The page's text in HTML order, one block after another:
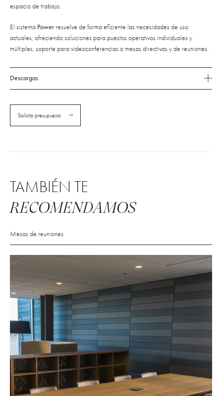
espacio de trabajo.
El sistema Power resuelve de forma eficiente las necesidades de uso
actuales, ofreciendo soluciones para puestos operativos individuales y
múltiples, soporte para videoconferencias o mesas directivas y de reuniones.
Descargas
Solicita presupuesto
TAMBIÉN TE
RECOMENDAMOS
Mesas de reuniones